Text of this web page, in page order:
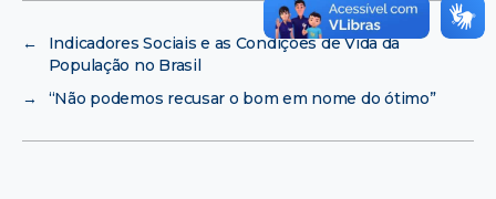
←
Indicadores Sociais e as Condições de Vida da
População no Brasil
→
“Não podemos recusar o bom em nome do ótimo”